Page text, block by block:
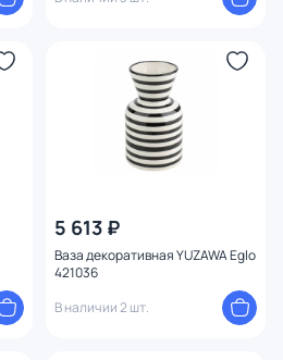
5 613 ₽
Ваза декоративная YUZAWA Eglo
421036
В наличии 2 шт.